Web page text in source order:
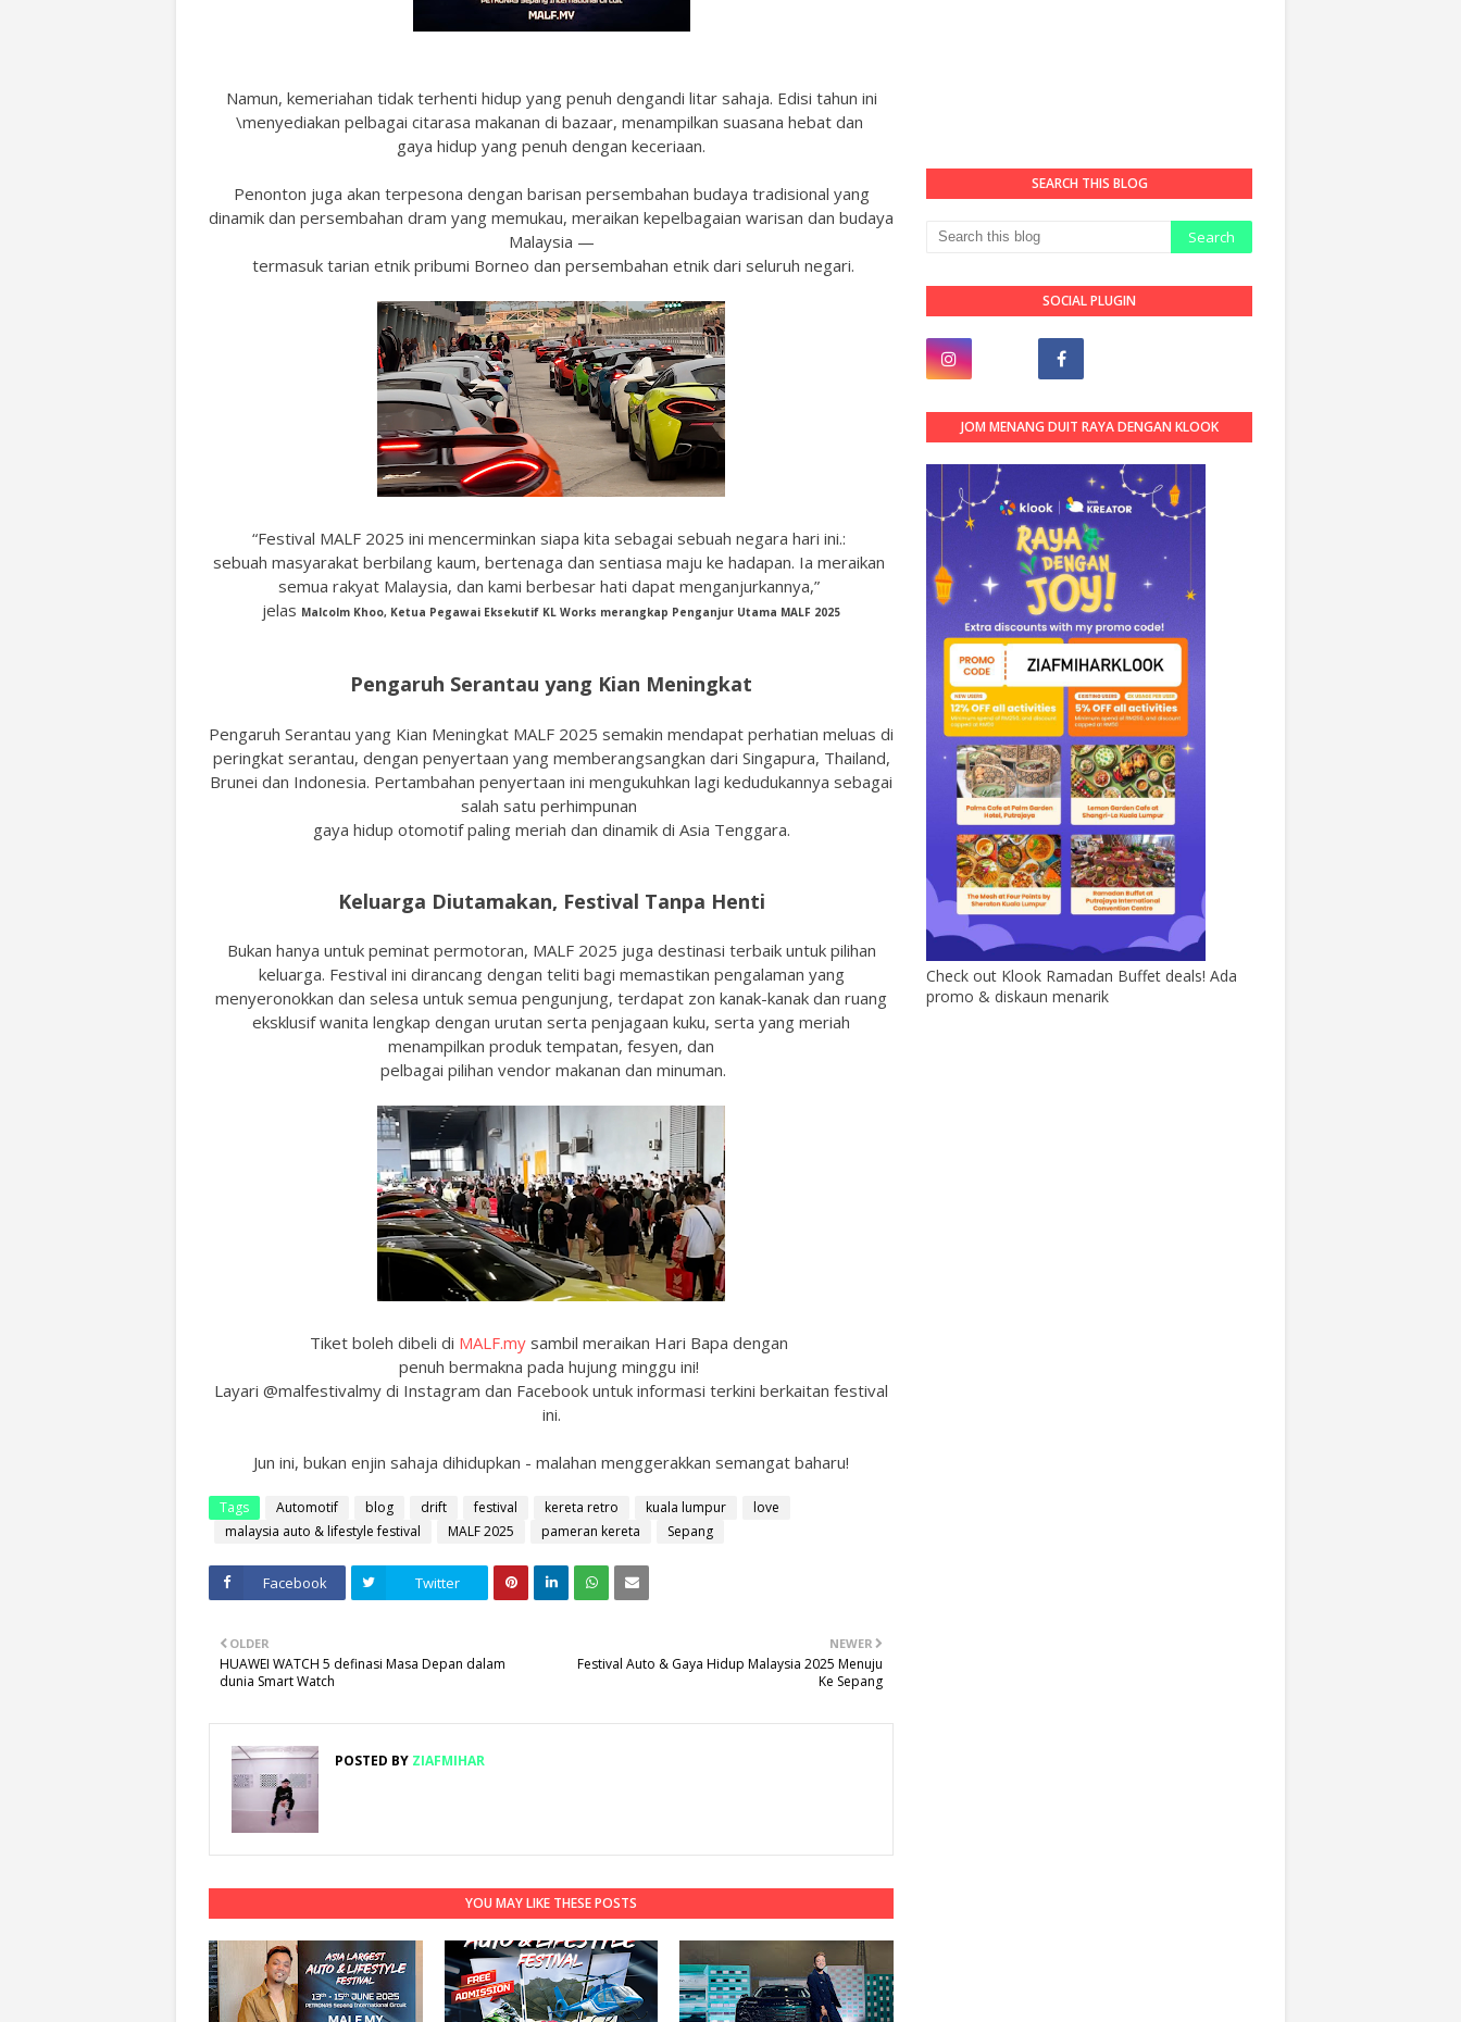
Namun, kemeriahan tidak terhenti hidup yang penuh dengandi litar sahaja. Edisi tahun ini
\menyediakan pelbagai citarasa makanan di bazaar, menampilkan suasana hebat dan
gaya hidup yang penuh dengan keceriaan.
Penonton juga akan terpesona dengan barisan persembahan budaya tradisional yang
dinamik dan persembahan dram yang memukau, meraikan kepelbagaian warisan dan budaya
Malaysia —
termasuk tarian etnik pribumi Borneo dan persembahan etnik dari seluruh negari.
“Festival MALF 2025 ini mencerminkan siapa kita sebagai sebuah negara hari ini.:
sebuah masyarakat berbilang kaum, bertenaga dan sentiasa maju ke hadapan. Ia meraikan
semua rakyat Malaysia, dan kami berbesar hati dapat menganjurkannya,”
jelas Malcolm Khoo, Ketua Pegawai Eksekutif KL Works merangkap Penganjur Utama MALF 2025
Pengaruh Serantau yang Kian Meningkat
Pengaruh Serantau yang Kian Meningkat MALF 2025 semakin mendapat perhatian meluas di
peringkat serantau, dengan penyertaan yang memberangsangkan dari Singapura, Thailand,
Brunei dan Indonesia. Pertambahan penyertaan ini mengukuhkan lagi kedudukannya sebagai
salah satu perhimpunan
gaya hidup otomotif paling meriah dan dinamik di Asia Tenggara.
Keluarga Diutamakan, Festival Tanpa Henti
Bukan hanya untuk peminat permotoran, MALF 2025 juga destinasi terbaik untuk pilihan
keluarga. Festival ini dirancang dengan teliti bagi memastikan pengalaman yang
menyeronokkan dan selesa untuk semua pengunjung, terdapat zon kanak-kanak dan ruang
eksklusif wanita lengkap dengan urutan serta penjagaan kuku, serta yang meriah
menampilkan produk tempatan, fesyen, dan
pelbagai pilihan vendor makanan dan minuman.
Tiket boleh dibeli di MALF.my sambil meraikan Hari Bapa dengan
penuh bermakna pada hujung minggu ini!
Layari @malfestivalmy di Instagram dan Facebook untuk informasi terkini berkaitan festival
ini.
Jun ini, bukan enjin sahaja dihidupkan - malahan menggerakkan semangat baharu!
Tags Automotif blog drift festival kereta retro kuala lumpur
love
malaysia auto & lifestyle festival
MALF 2025 pameran kereta Sepang
Facebook Twitter
NEWER
Festival Auto & Gaya Hidup Malaysia 2025 Menuju
Ke Sepang
OLDER
HUAWEI WATCH 5 definasi Masa Depan dalam
dunia Smart Watch
POSTED BY ZIAFMIHAR
YOU MAY LIKE THESE POSTS
SEARCH THIS BLOG
SOCIAL PLUGIN
JOM MENANG DUIT RAYA DENGAN KLOOK
Check out Klook Ramadan Buffet deals! Ada
promo & diskaun menarik